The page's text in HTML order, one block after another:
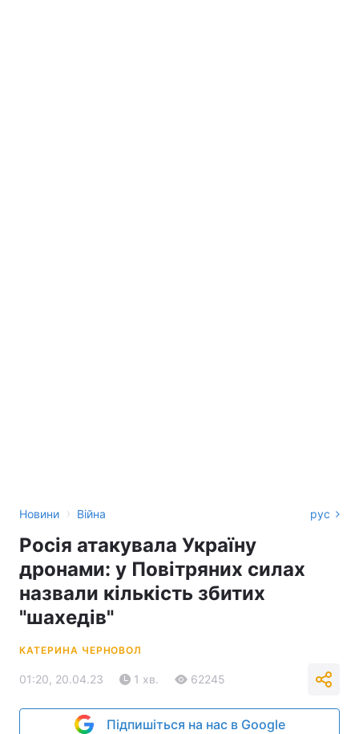
Новини › Війна рус
Росія атакувала Україну
дронами: у Повітряних силах
назвали кількість збитих
"шахедів"
КАТЕРИНА ЧЕРНОВОЛ
01:20, 20.04.23 1 хв. 62245
Підпишіться на нас в Google